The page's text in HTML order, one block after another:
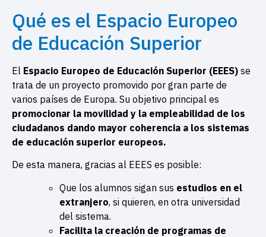
Qué es el Espacio Europeo
de Educación Superior
El Espacio Europeo de Educación Superior (EEES) se
trata de un proyecto promovido por gran parte de
varios países de Europa. Su objetivo principal es
promocionar la movilidad y la empleabilidad de los
ciudadanos dando mayor coherencia a los sistemas
de educación superior europeos.
De esta manera, gracias al EEES es posible:
Que los alumnos sigan sus estudios en el
extranjero, si quieren, en otra universidad
del sistema.
Facilita la creación de programas de